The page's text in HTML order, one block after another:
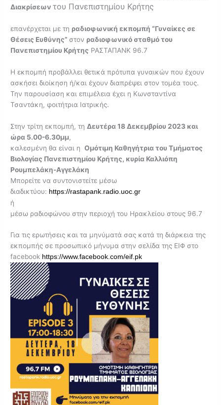
Διακρίσεωντου Πανεπιστημίου Κρήτης
επανέρχεται με τηραδιοφωνική εκπομπή “Γυναίκες σε
Θέσεις Ευθύνης”στονραδιοφωνικό σταθμό του
Πανεπιστημίου Κρήτης ΡΑΣΤΑΠΑΝΚ 96.7
Η εκπομπή προβάλλει θετικά πρότυπα γυναικών που έχουν
ασκήσει διοίκηση ή/και έχουν διαπρέψει στον τομέα τους.
Την παρουσίαση και επιμέλεια έχει η Κωνσταντίνα
Τσαντάκη, φοιτήτρια Ιατρικής.
Στην τρίτη εκπομπή, τη Δευτέρα 18 Δεκεμβρίου 2023 και
ώρα 5.00-6.30μμ,
καλεσμένη θα είναι ηΟμότιμη Καθηγήτρια του Τμήματος
Βιολογίας Πανεπιστημίου Κρήτης, κυρία Καλλιόπη
Ρουμπελάκη-Αγγελάκη
Μπορείτε να συντονιστείτε μέσω
διαδικτύου: https://rastapank.radio.uoc.gr
ή
μέσω ραδιοφώνου στην περιοχή του Ηρακλείου στους 96.7
Για τις ερωτήσεις και τα μηνύματά σας κατά τη διάρκεια της
εκπομπής σε προσωπικό μήνυμα στην σελίδα της ΕΙΦ στο
facebook https://www.facebook.com/eif.pk